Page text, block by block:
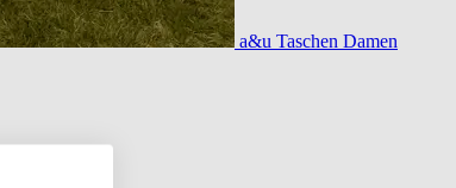
a&u Taschen Damen